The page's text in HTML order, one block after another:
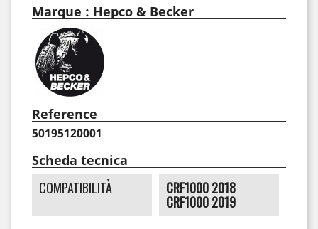
Marque : Hepco & Becker
Reference
50195120001
Scheda tecnica
COMPATIBILITÀ CRF1000 2018
CRF1000 2019